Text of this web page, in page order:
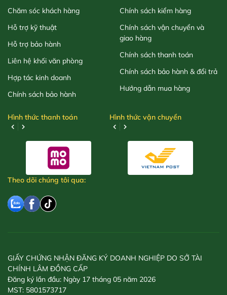
Chăm sóc khách hàng
Hỗ trợ kỹ thuật
Hỗ trợ bảo hành
Liên hệ khối văn phòng
Hợp tác kinh doanh
Chính sách bảo hành
Chính sách kiểm hàng
Chính sách vận chuyển và
giao hàng
Chính sách thanh toán
Chính sách bảo hành & đổi trả
Hướng dẫn mua hàng
Hình thức thanh toán Hình thức vận chuyển
Theo dõi chúng tôi qua:
GIẤY CHỨNG NHẬN ĐĂNG KÝ DOANH NGHIỆP DO SỞ TÀI
CHÍNH LÂM ĐỒNG CẤP
Đăng ký lần đầu: Ngày 17 tháng 05 năm 2026
MST: 5801573717